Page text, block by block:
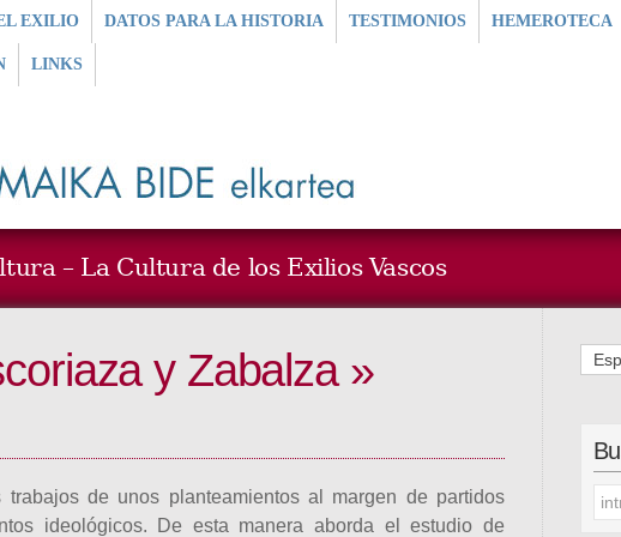
EXILIO DATOS PARA LA HISTORIA TESTIMONIOS HEMEROTECA
LINKS
– La Cultura de los Exilios Vascos
y Zabalza »
de unos planteamientos al margen de partidos
ideológicos. De esta manera aborda el estudio de